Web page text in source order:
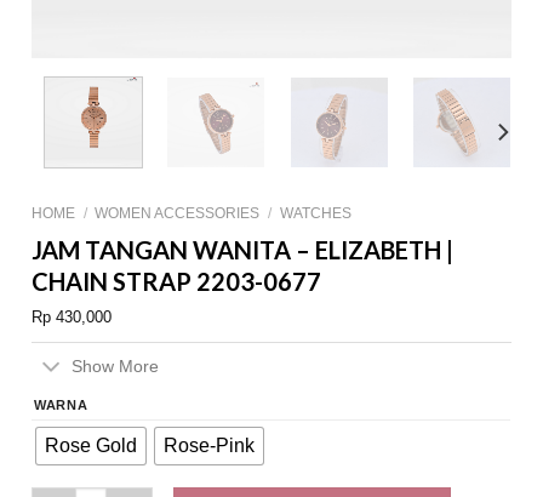
HOME / WOMEN ACCESSORIES / WATCHES
JAM TANGAN WANITA – ELIZABETH |
CHAIN STRAP 2203-0677
Rp 430,000
Show More
WARNA
Rose Gold Rose-Pink